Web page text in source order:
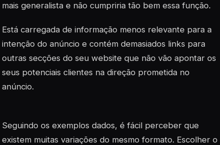
mais generalista e não cumpriria tão bem essa função.
Está carregada de informação menos relevante para a
intenção do anúncio e contém demasiados links para
outras secções do seu website que não vão apontar os
seus potenciais clientes na direção prometida no
anúncio.
Seguindo os exemplos dados, é fácil perceber que
existem muitas variações do mesmo formato. Escolher o